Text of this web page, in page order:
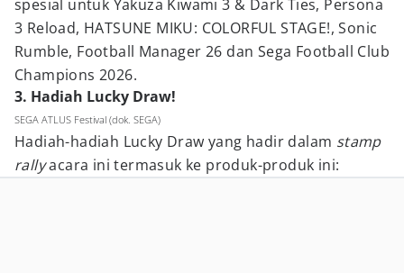
spesial untuk Yakuza Kiwami 3 & Dark Ties, Persona
3 Reload, HATSUNE MIKU: COLORFUL STAGE!, Sonic
Rumble, Football Manager 26 dan Sega Football Club
Champions 2026.
3. Hadiah Lucky Draw!
SEGA ATLUS Festival (dok. SEGA)
Hadiah-hadiah Lucky Draw yang hadir dalam stamp
rallyacara ini termasuk ke produk-produk ini: